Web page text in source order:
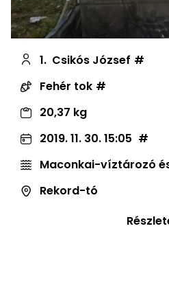
1. Csikós József
Fehér tok
20,37 kg
2019. 11. 30. 15:05
Maconkai-víztározó
Rekord-tó